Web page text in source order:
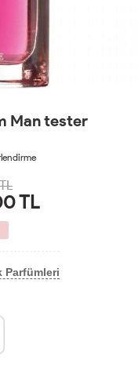
Man tester
TL
Parfümleri